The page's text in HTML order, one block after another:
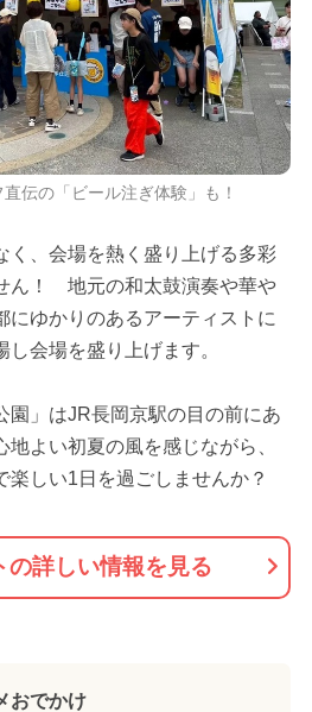
伝の「ビール注ぎ体験」も！
く、会場を熱く盛り上げる多彩
ん！ 地元の和太鼓演奏や華や
にゆかりのあるアーティストに
会場を盛り上げます。
園」はJR長岡京駅の目の前にあ
地よい初夏の風を感じながら、
楽しい1日を過ごしませんか？
の詳しい情報を見る
おでかけ